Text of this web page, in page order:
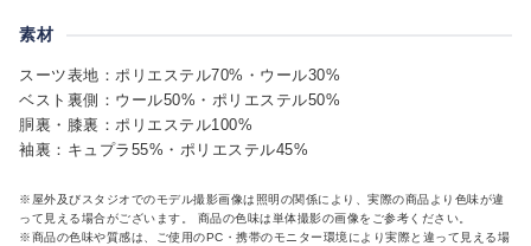
素材
スーツ表地：ポリエステル70%・ウール30%
ベスト裏側：ウール50%・ポリエステル50%
胴裏・膝裏：ポリエステル100%
袖裏：キュプラ55%・ポリエステル45%
※屋外及びスタジオでのモデル撮影画像は照明の関係により、実際の商品より色味が違
って見える場合がございます。 商品の色味は単体撮影の画像をご参考ください。
※商品の色味や質感は、ご使用のPC・携帯のモニター環境により実際と違って見える場